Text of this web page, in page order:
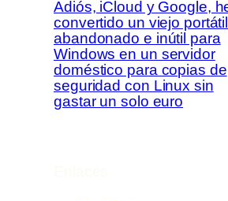
Adiós, iCloud y Google,
convertido un viejo portátil
abandonado e inútil para
Windows en un servidor
doméstico para copias de
seguridad con Linux sin
gastar un solo euro